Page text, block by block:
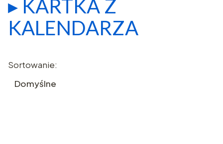
▸ KARTKA Z
KALENDARZA
Lista produktów
Sortowanie:
Domyślne